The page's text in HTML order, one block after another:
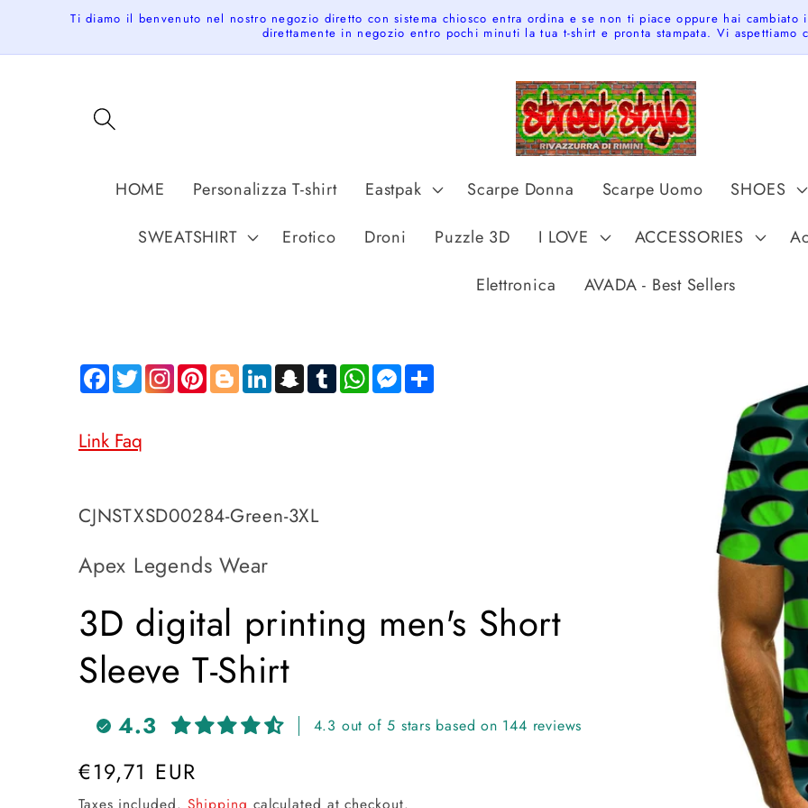
Skip toTi diamo il benvenuto nel nostro negozio diretto con sistema chiosco entra ordina e se non ti piace oppure hai
direttamente in negozio entro pochi minuti la tua t-shirt e pronta stampata. Vi aspettiamo
HOME Personalizza T-shirt Eastpak Scarpe Donna Scarpe Uomo SHOES
SWEATSHIRT Erotico Droni Puzzle 3D I LOVE ACCESSORIES
Elettronica AVADA - Best Sellers
n
r
i
o
n
information
Facebook
Twitter Pinterest
BloggerLinkedInSnapchat
TumblrWhatsApp
Messenger
Link Faq
SKU:
CJNSTXSD00284-Green-3XL
Apex Legends Wear
3D digital printing men's Short
Sleeve T-Shirt
4.3 4.3 out of 5 stars based on 144 reviews
Regular
price
€19,71 EUR